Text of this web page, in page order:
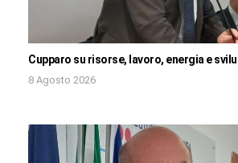
Cupparo su risorse, lavoro, energia e
8 Agosto 2026